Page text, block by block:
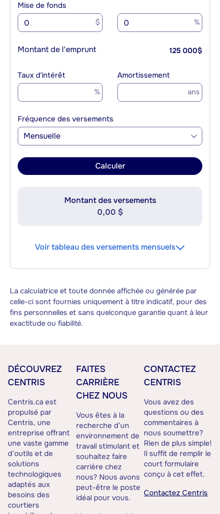
Mise de fonds
$ %
Montant de l'emprunt 125 000$
Taux d'intérêt
%
Amortissement
ans
Fréquence des versements
Mensuelle
Calculer
Montant des versements
0,00 $
Voir tableau des versements mensuels
La calculatrice et toute donnée affichée ou générée par
celle-ci sont fournies uniquement à titre indicatif, pour des
fins personnelles et sans quelconque garantie quant à leur
exactitude ou fiabilité.
DÉCOUVREZ
CENTRIS
Centris.ca est
propulsé par
Centris, une
entreprise offrant
une vaste gamme
d’outils et de
solutions
technologiques
adaptés aux
besoins des
courtiers
FAITES
CARRIÈRE
CHEZ NOUS
Vous êtes à la
recherche d’un
environnement de
travail stimulant et
souhaitez faire
carrière chez
nous? Nous avons
peut-être le poste
idéal pour vous.
CONTACTEZ
CENTRIS
Vous avez des
questions ou des
commentaires à
nous soumettre?
Rien de plus simple!
Il suffit de remplir le
court formulaire
conçu à cet effet.
Contactez Centris